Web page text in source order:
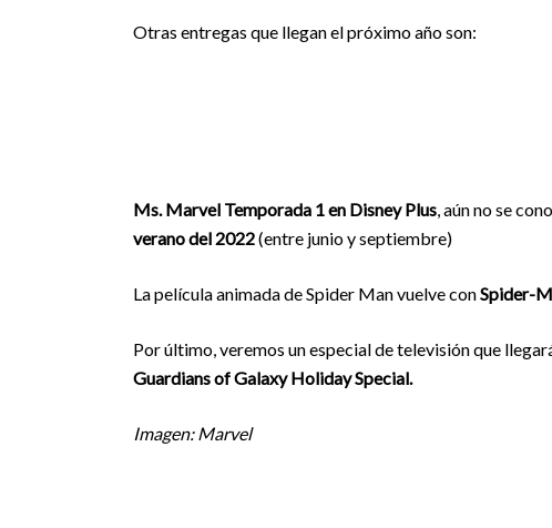
Otras entregas que llegan el próximo año son:
Ms. Marvel Temporada 1 en Disney Plus, aún no se
verano del 2022(entre junio y septiembre)
La película animada de Spider Man vuelve conSpider-
Por último, veremos un especial de televisión que
Guardians of Galaxy Holiday Special.
Imagen: Marvel